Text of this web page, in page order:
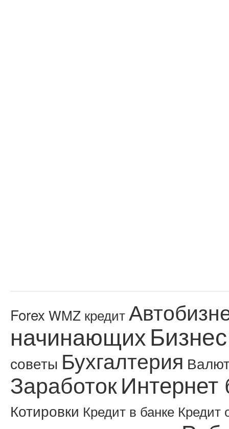
Forex WMZ кредит
начинающих
советы Бухгалтерия
ЗаработокИнтернет
Котировки Кредит в банке Кредит